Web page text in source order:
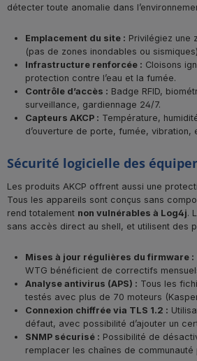
détecter toute anomalie dans
Emplacement du site : Privilégiez une
(pas de zones inondables ou
Infrastructure renforcée : Cloisons
protection contre l’eau et la fumée.
Contrôle d’accès : Badge RFID,
surveillance, gardiennage 24/7.
Capteurs AKCP : Température,
d’ouverture de porte, fumée, vibration,
Sécurité logicielle des
Les produits AKCP offrent aussi une
Tous les appareils sont conçus sans
rend totalement non vulnérables à Log4j.
sans accès direct au shell, et utilisent des
Mises à jour régulières du firmware :
WTG bénéficient de correctifs
Analyse antivirus (APS) : Tous les
testés avec plus de 70 moteurs
Connexion chiffrée via TLS 1.2 :
défaut, avec possibilité d’ajouter un
SNMP sécurisé : Possibilité de
remplacer les chaînes de communauté